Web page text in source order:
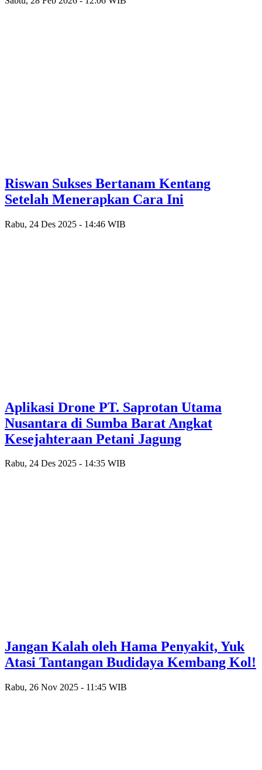
Riswan Sukses Bertanam Kentang
Setelah Menerapkan Cara Ini
Rabu, 24 Des 2025 - 14:46 WIB
Aplikasi Drone PT. Saprotan Utama
Nusantara di Sumba Barat Angkat
Kesejahteraan Petani Jagung
Rabu, 24 Des 2025 - 14:35 WIB
Jangan Kalah oleh Hama Penyakit, Yuk
Atasi Tantangan Budidaya Kembang Kol!
Rabu, 26 Nov 2025 - 11:45 WIB